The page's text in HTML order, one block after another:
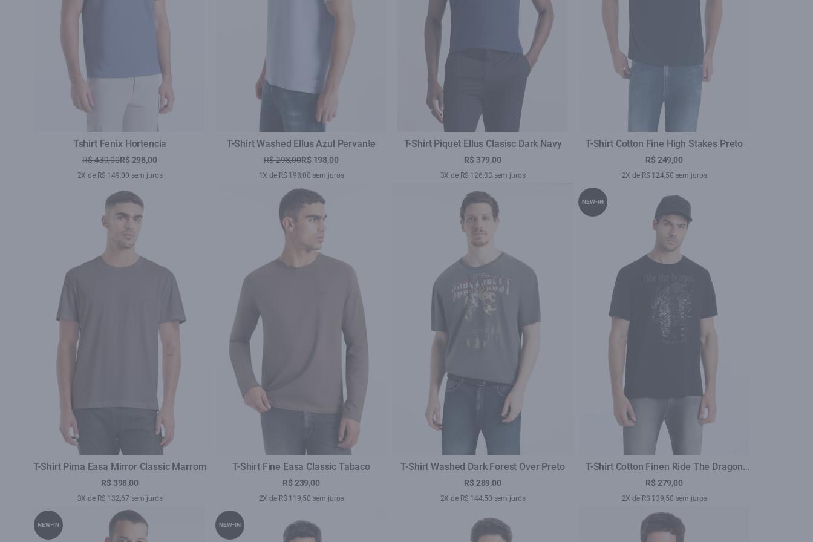
Tshirt Fenix Hortencia
R$ 439,00R$ 298,00
2X de R$ 149,00 sem juros
T-Shirt Washed Ellus Azul Pervante
R$ 298,00R$ 198,00
1X de R$ 198,00 sem juros
T-Shirt Piquet Ellus Clasisc Dark Navy
R$ 379,00
3X de R$ 126,33 sem juros
T-Shirt Cotton Fine High Stakes Preto
R$ 249,00
2X de R$ 124,50 sem juros
T-Shirt Pima Easa Mirror Classic Marrom
R$ 398,00
3X de R$ 132,67 sem juros
T-Shirt Fine Easa Classic Tabaco
R$ 239,00
2X de R$ 119,50 sem juros
T-Shirt Washed Dark Forest Over Preto
R$ 289,00
2X de R$ 144,50 sem juros
T-Shirt Cotton Finen Ride The Dragon
Classic Preto
R$ 279,00
2X de R$ 139,50 sem juros
NEW-IN
NEW-IN NEW-IN